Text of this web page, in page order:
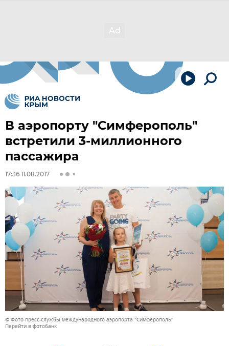
В аэропорту "Симферополь"
встретили 3-миллионного
пассажира
17:36 11.08.2017
© Фото пресс-службы международного аэропорта "Симферополь"
Перейти в фотобанк